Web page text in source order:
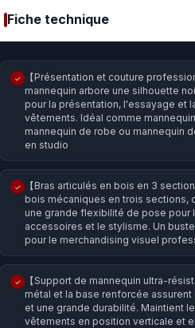
Fiche technique
✓
【Présentation et couture
mannequin arbore une silhouette
pour la présentation, l'essayage et
vêtements. Idéal comme
mannequin de robe ou mannequin
en studio
✓
【Bras articulés en bois en 3
bois mécaniques en trois sections,
une grande flexibilité de pose pour
accessoires et le stylisme. Un
pour le merchandising visuel
✓
【Support de mannequin ultra-
métal et la base renforcée
et une grande durabilité. Maintient
vêtements en position verticale et